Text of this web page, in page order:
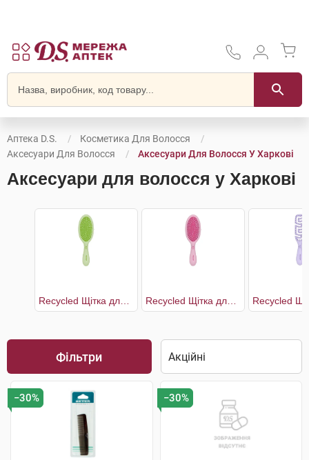
Аптека D.S.
Косметика Для Волосся
Аксесуари Для Волосся
Аксесуари Для Волосся У Харкові
Аксесуари для волосся у Харкові
Фільтри
−30% −30%